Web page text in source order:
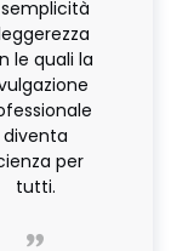
le quali la
diventa
per
tutti.